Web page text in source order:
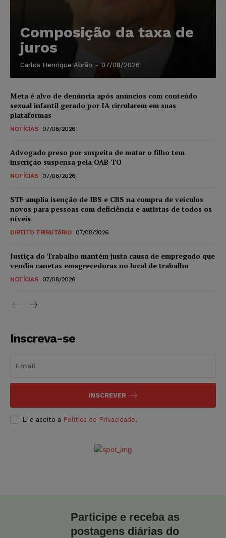
Composição da taxa de
juros
Carlos Henrique Abrão - 07/08/2026
Meta é alvo de denúncia após anúncios com conteúdo
sexual infantil gerado por IA circularem em suas
plataformas
NOTÍCIAS 07/08/2026
Advogado preso por suspeita de matar o filho tem
inscrição suspensa pela OAB-TO
NOTÍCIAS 07/08/2026
STF amplia isenção de IBS e CBS na compra de veículos
novos para pessoas com deficiência e autistas de todos os
níveis
DIREITO TRIBUTÁRIO 07/08/2026
Justiça do Trabalho mantém justa causa de empregado que
vendia canetas emagrecedoras no local de trabalho
NOTÍCIAS 07/08/2026
Inscreva-se
INSCREVER
Li e aceito a Política de Privacidade.
Participe e receba as
postagens diárias do